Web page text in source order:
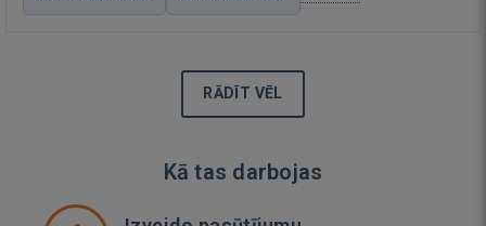
RĀDĪT VĒL
Kā tas darbojas